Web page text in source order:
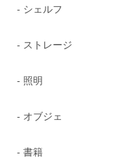
- シェルフ
- ストレージ
- 照明
- オブジェ
- 書籍